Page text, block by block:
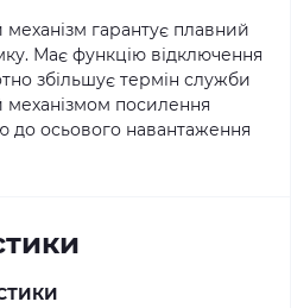
гарантує плавний
Має функцію відключення
збільшує термін служби
посилення
до осьового навантаження